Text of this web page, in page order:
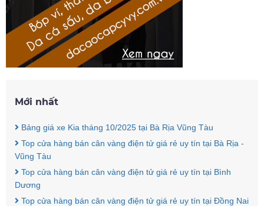
Mới nhất
Bảng giá xe Kia tháng 10/2025 tại Bà Rịa Vũng Tàu
Top cửa hàng bán cân vàng điện tử giá rẻ uy tín tại Bà Rịa -
Vũng Tàu
Top cửa hàng bán cân vàng điện tử giá rẻ uy tín tại Bình
Dương
Top cửa hàng bán cân vàng điện tử giá rẻ uy tín tại Đồng Nai